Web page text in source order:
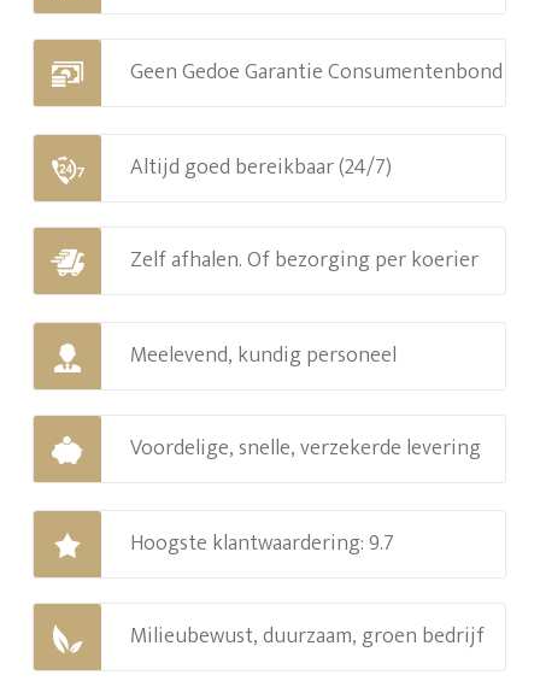
Geen Gedoe Garantie Consumentenbond
Altijd goed bereikbaar (24/7)
Zelf afhalen. Of bezorging per koerier
Meelevend, kundig personeel
Voordelige, snelle, verzekerde levering
Hoogste klantwaardering: 9.7
Milieubewust, duurzaam, groen bedrijf